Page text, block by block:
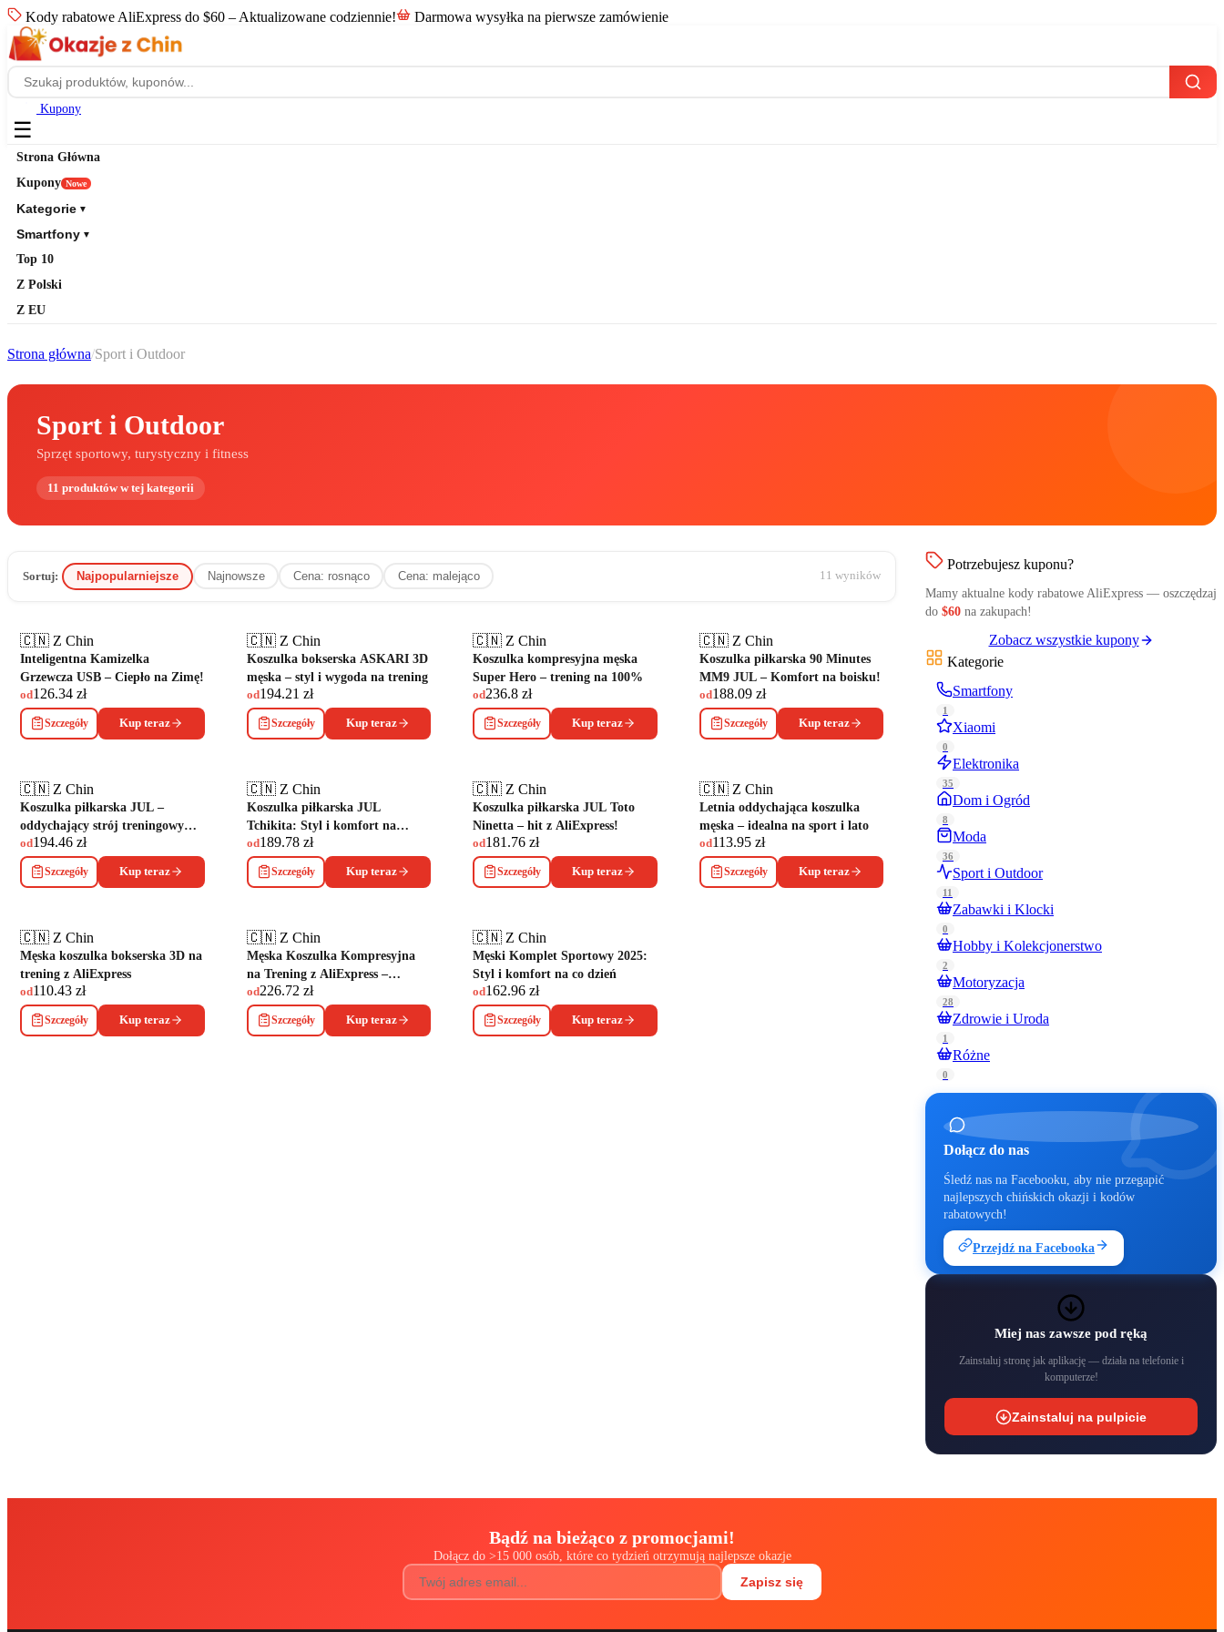
Kody rabatowe AliExpress do $60 – Aktualizowane codziennie! Darmowa wysyłka na pierwsze zamówienie
Kupony
☰
Strona Główna
Kupony Nowe
Kategorie ▼
Smartfony ▼
Top 10
Z Polski
Z EU
Strona główna/Sport i Outdoor
Sport i Outdoor
Sprzęt sportowy, turystyczny i fitness
11 produktóww tej kategorii
Sortuj: Najpopularniejsze Najnowsze Cena: rosnąco Cena: malejąco 11 wyników
🇨🇳 Z Chin
Inteligentna Kamizelka
Grzewcza USB – Ciepło na Zimę!
od126.34 zł
Szczegóły Kup teraz
🇨🇳 Z Chin
Koszulka bokserska ASKARI 3D
męska – styl i wygoda na trening
od194.21 zł
Szczegóły Kup teraz
🇨🇳 Z Chin
Koszulka kompresyjna męska
Super Hero – trening na 100%
od236.8 zł
Szczegóły Kup teraz
🇨🇳 Z Chin
Koszulka piłkarska 90 Minutes
MM9 JUL – Komfort na boisku!
od188.09zł
Szczegóły Kup teraz
🇨🇳 Z Chin
Koszulka piłkarska JUL –
oddychający strój treningowy
unisex
od194.46 zł
Szczegóły Kup teraz
🇨🇳 Z Chin
Koszulka piłkarska JUL
Tchikita: Styl i komfort na
boisku
od189.78zł
Szczegóły Kup teraz
🇨🇳 Z Chin
Koszulka piłkarska JUL Toto
Ninetta – hit z AliExpress!
od181.76 zł
Szczegóły Kup teraz
🇨🇳 Z Chin
Letnia oddychająca koszulka
męska – idealna na sport i lato
od113.95zł
Szczegóły Kup teraz
🇨🇳 Z Chin
Męska koszulka bokserska 3D na
trening z AliExpress
od110.43 zł
Szczegóły Kup teraz
🇨🇳 Z Chin
Męska Koszulka Kompresyjna
na Trening z AliExpress –
Komfort i Styl
od226.72 zł
Szczegóły Kup teraz
🇨🇳 Z Chin
Męski Komplet Sportowy 2025:
Styl i komfort na co dzień
od162.96 zł
Szczegóły Kup teraz
Potrzebujesz kuponu?
Mamy aktualne kody rabatowe AliExpress — oszczędzaj
do $60 na zakupach!
Zobacz wszystkie kupony
Kategorie
Smartfony
1
Xiaomi
0
Elektronika
35
Dom i Ogród
8
Moda
36
Sport i Outdoor
11
Zabawki i Klocki
0
Hobby i Kolekcjonerstwo
2
Motoryzacja
28
Zdrowie i Uroda
1
Różne
0
Dołącz do nas
Śledź nas na Facebooku, aby nie przegapić
najlepszych chińskich okazji i kodów
rabatowych!
Przejdź na Facebooka
Miej nas zawsze pod ręką
Zainstaluj stronę jak aplikację — działa na telefonie i
komputerze!
Zainstaluj na pulpicie
Bądź na bieżąco z promocjami!
Dołącz do >15 000 osób, które co tydzień otrzymują najlepsze okazje
Zapisz się